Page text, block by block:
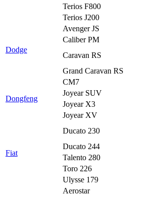
Terios F800
Terios J200
Dodge
Avenger JS
Caliber PM
Caravan RS
Grand Caravan RS
Dongfeng
CM7
Joyear SUV
Joyear X3
Joyear XV
Fiat
Ducato 230
Ducato 244
Talento 280
Toro 226
Ulysse 179
Aerostar